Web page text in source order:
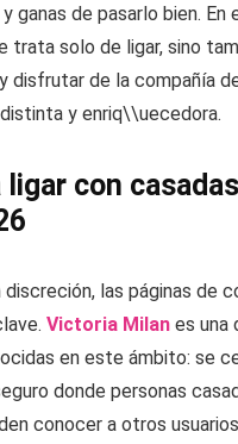
ganas de pasarlo bien. En
trata solo de ligar, sino
disfrutar de la compañía
y enriq\\uecedora.
ligar con
discreción, las páginas de
Victoria Milan es una
en este ámbito: se
donde personas
conocer a otros